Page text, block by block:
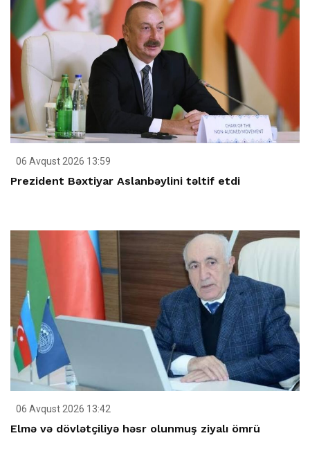
06 Avqust 2026 13:59
Prezident Bəxtiyar Aslanbəylini təltif etdi
06 Avqust 2026 13:42
Elmə və dövlətçiliyə həsr olunmuş ziyalı ömrü